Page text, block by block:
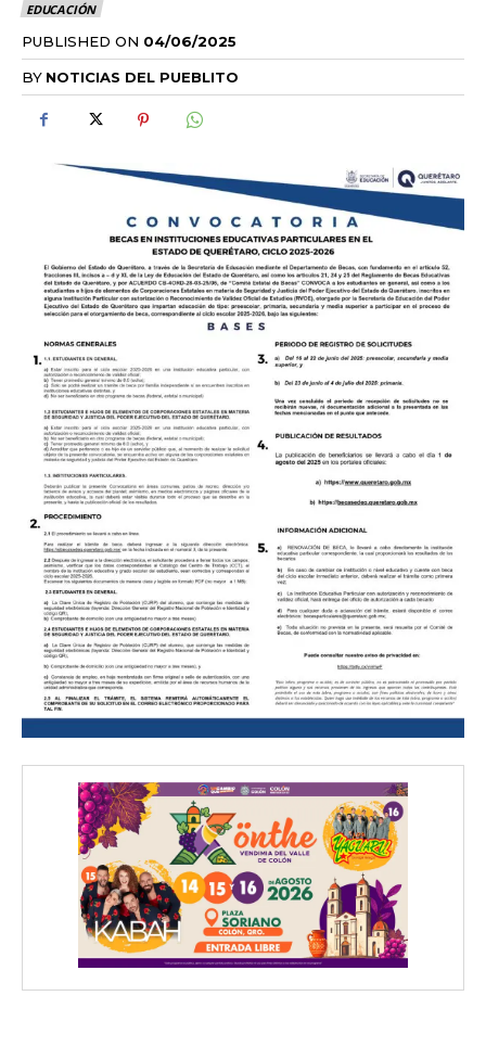
EDUCACIÓN
PUBLISHED ON 04/06/2025
BY NOTICIAS DEL PUEBLITO